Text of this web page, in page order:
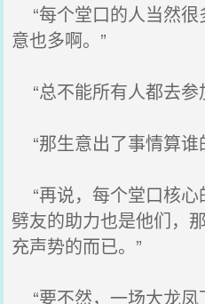
“每个堂口的人当然很
意也多啊。”
“总不能所有人都去参
“那生意出了事情算谁
“再说，每个堂口核心
劈友的助力也是他们，
充声势的而已。”
“要不然，一场大龙凤